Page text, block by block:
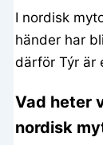
I nordisk
händer har
därför Týr är
Vad heter
nordisk